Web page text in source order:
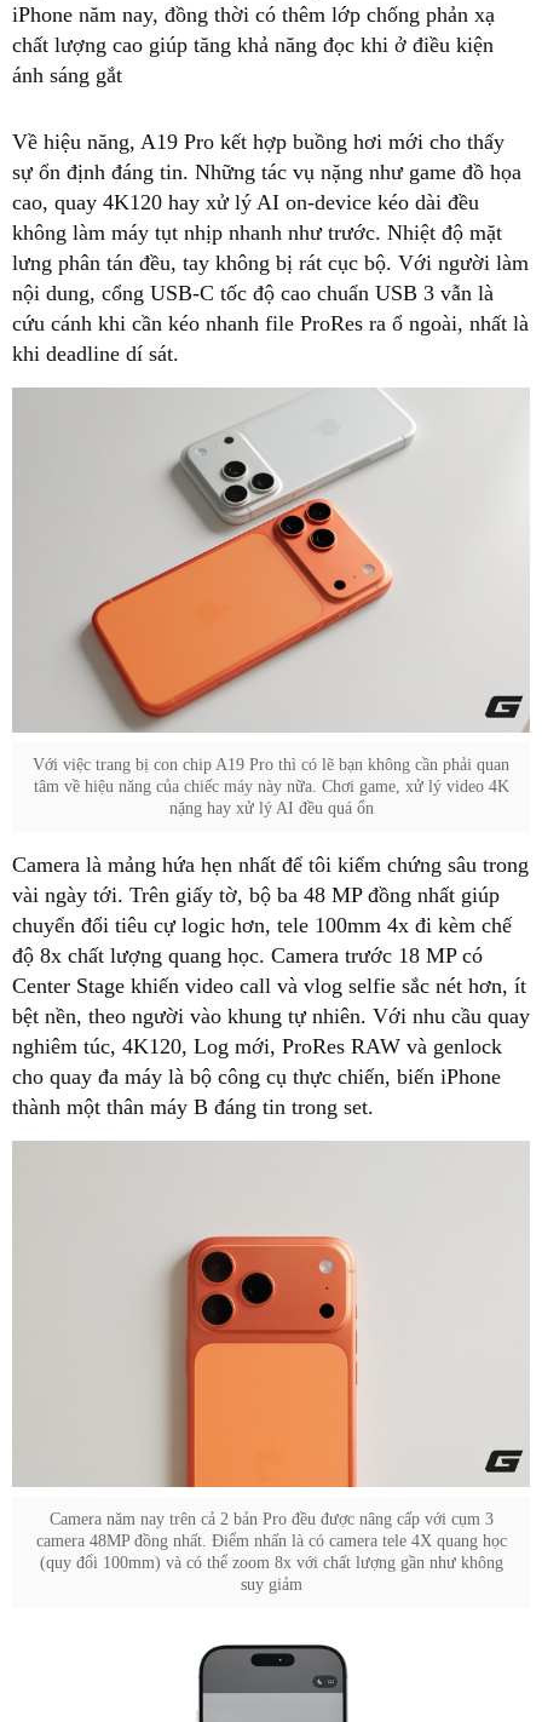
iPhone năm nay, đồng thời có thêm lớp chống phản xạ
chất lượng cao giúp tăng khả năng đọc khi ở điều kiện
ánh sáng gắt
Về hiệu năng, A19 Pro kết hợp buồng hơi mới cho thấy
sự ổn định đáng tin. Những tác vụ nặng như game đồ họa
cao, quay 4K120 hay xử lý AI on-device kéo dài đều
không làm máy tụt nhịp nhanh như trước. Nhiệt độ mặt
lưng phân tán đều, tay không bị rát cục bộ. Với người làm
nội dung, cổng USB-C tốc độ cao chuẩn USB 3 vẫn là
cứu cánh khi cần kéo nhanh file ProRes ra ổ ngoài, nhất là
khi deadline dí sát.
Với việc trang bị con chip A19 Pro thì có lẽ bạn không cần phải quan
tâm về hiệu năng của chiếc máy này nữa. Chơi game, xử lý video 4K
nặng hay xử lý AI đều quá ổn
Camera là mảng hứa hẹn nhất để tôi kiểm chứng sâu trong
vài ngày tới. Trên giấy tờ, bộ ba 48 MP đồng nhất giúp
chuyển đổi tiêu cự logic hơn, tele 100mm 4x đi kèm chế
độ 8x chất lượng quang học. Camera trước 18 MP có
Center Stage khiến video call và vlog selfie sắc nét hơn, ít
bệt nền, theo người vào khung tự nhiên. Với nhu cầu quay
nghiêm túc, 4K120, Log mới, ProRes RAW và genlock
cho quay đa máy là bộ công cụ thực chiến, biến iPhone
thành một thân máy B đáng tin trong set.
Camera năm nay trên cả 2 bản Pro đều được nâng cấp với cụm 3
camera 48MP đồng nhất. Điểm nhấn là có camera tele 4X quang học
(quy đổi 100mm) và có thể zoom 8x với chất lượng gần như không
suy giảm